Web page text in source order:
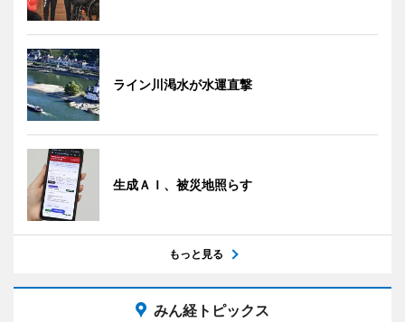
ライン川渇水が水運直撃
生成ＡＩ、被災地照らす
もっと見る
みん経トピックス